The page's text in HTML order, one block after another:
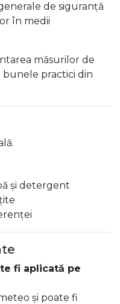
de siguranță
în medii
măsurilor de
practici din
și detergent
fi aplicată pe
și poate fi